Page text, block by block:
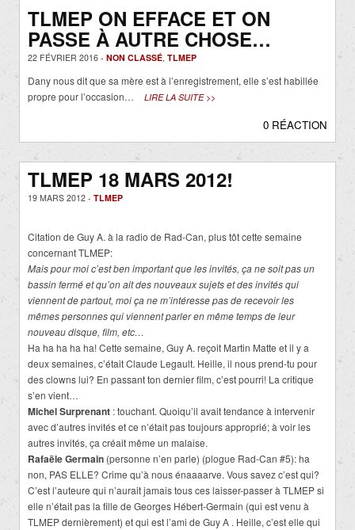
TLMEP ON EFFACE ET ON
PASSE À AUTRE CHOSE…
22 FÉVRIER 2016 - NON CLASSÉ, TLMEP
Dany nous dit que sa mère est à l’enregistrement, elle s’est habillée
propre pour l’occasion…
LIRE LA SUITE >>
0 RÉACTION
TLMEP 18 MARS 2012!
19 MARS 2012 - TLMEP
Citation de Guy A. à la radio de Rad-Can, plus tôt cette semaine
concernant TLMEP:
Mais pour moi c’est ben important que les invités, ça ne soit pas un
bassin fermé et qu’on ait des nouveaux sujets et des invités qui
viennent de partout, moi ça ne m’intéresse pas de recevoir les
mêmes personnes qui viennent parler en même temps de leur
nouveau disque, film, etc…
Ha ha ha ha ha! Cette semaine, Guy A. reçoit Martin Matte et il y a
deux semaines, c’était Claude Legault. Heille, il nous prend-tu pour
des clowns lui? En passant ton dernier film, c’est pourri! La critique
s’en vient…
Michel Surprenant : touchant. Quoiqu’il avait tendance à intervenir
avec d’autres invités et ce n’était pas toujours approprié; à voir les
autres invités, ça créait même un malaise.
Rafaële Germain (personne n’en parle) (plogue Rad-Can #5): ha
non, PAS ELLE? Crime qu’à nous énaaaarve. Vous savez c’est qui?
C’est l’auteure qui n’aurait jamais tous ces laisser-passer à TLMEP si
elle n’était pas la fille de Georges Hébert-Germain (qui est venu à
TLMEP dernièrement) et qui est l’ami de Guy A . Heille, c’est elle qui